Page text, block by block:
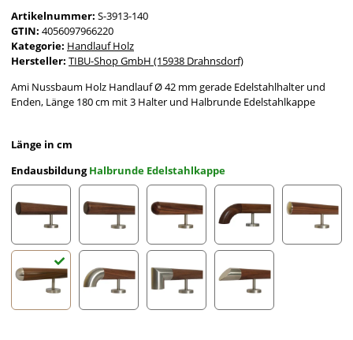
Artikelnummer: S-3913-140
GTIN: 4056097966220
Kategorie: Handlauf Holz
Hersteller: TIBU-Shop GmbH (15938 Drahnsdorf)
Ami Nussbaum Holz Handlauf Ø 42 mm gerade Edelstahlhalter und
Enden, Länge 180 cm mit 3 Halter und Halbrunde Edelstahlkappe
Länge in cm
EndausbildungHalbrunde Edelstahlkappe
gefast Radius gefrästHalbkugel gefrästHolzkrümmling